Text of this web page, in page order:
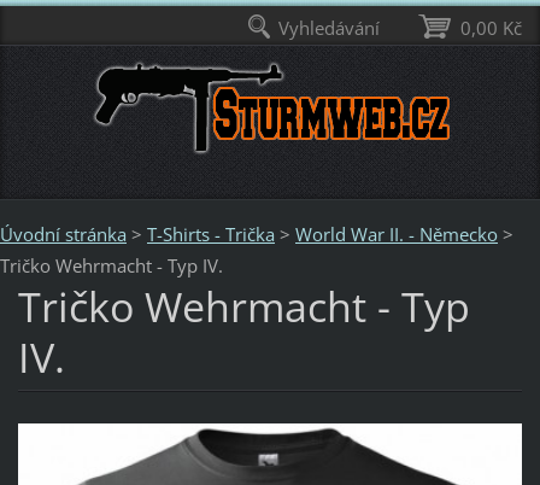
Úvodní stránka > T-Shirts - Trička > World War II. - Německo >
Tričko Wehrmacht - Typ IV.
Tričko Wehrmacht - Typ
IV.
0,00 Kč
Vyhledávání